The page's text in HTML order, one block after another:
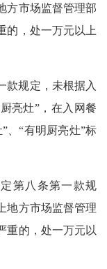
方市场监督管理部
的，处一万元以上
款规定，未根据入
亮灶”，在入网餐
、“有明厨亮灶”标
第八条第一款规
地方市场监督管理
重的，处一万元以